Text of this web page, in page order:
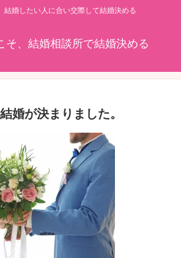
結婚したい人に合い交際して結婚決める
そ、結婚相談所で結婚決める
婚が決まりました。